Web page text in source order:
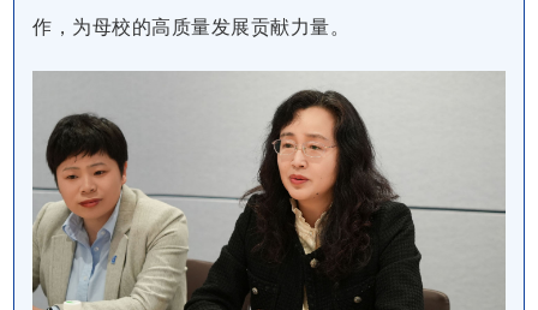
作，为母校的高质量发展贡献力量。